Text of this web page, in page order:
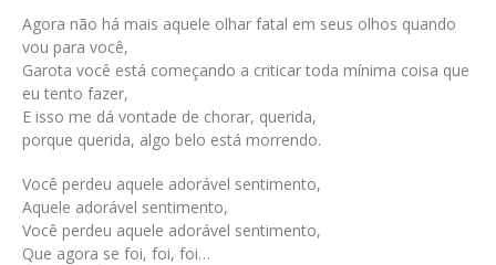
Agora não há mais aquele olhar fatal em seus olhos quando
vou para você,
Garota você está começando a criticar toda mínima coisa que
eu tento fazer,
E isso me dá vontade de chorar, querida,
porque querida, algo belo está morrendo.
Você perdeu aquele adorável sentimento,
Aquele adorável sentimento,
Você perdeu aquele adorável sentimento,
Que agora se foi, foi, foi…